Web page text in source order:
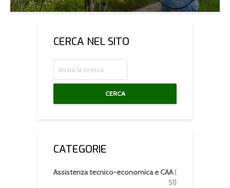
CERCA NEL SITO
CERCA
CATEGORIE
Assistenza tecnico-economica e CAA(
51)